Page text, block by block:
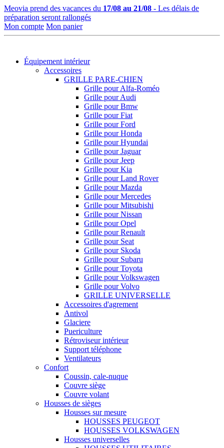
Meovia prend des vacances du 17/08 au 21/08 - Les délais de
préparation seront rallongés
Mon compte Mon panier
Équipement intérieur
Accessoires
GRILLE PARE-CHIEN
Grille pour Alfa-Roméo
Grille pour Audi
Grille pour Bmw
Grille pour Fiat
Grille pour Ford
Grille pour Honda
Grille pour Hyundai
Grille pour Jaguar
Grille pour Jeep
Grille pour Kia
Grille pour Land Rover
Grille pour Mazda
Grille pour Mercedes
Grille pour Mitsubishi
Grille pour Nissan
Grille pour Opel
Grille pour Renault
Grille pour Seat
Grille pour Skoda
Grille pour Subaru
Grille pour Toyota
Grille pour Volkswagen
Grille pour Volvo
GRILLE UNIVERSELLE
Accessoires d'agrement
Antivol
Glaciere
Puericulture
Rétroviseur intérieur
Support téléphone
Ventilateurs
Confort
Coussin, cale-nuque
Couvre siège
Couvre volant
Housses de sièges
Housses sur mesure
HOUSSES PEUGEOT
HOUSSES VOLKSWAGEN
Housses universelles